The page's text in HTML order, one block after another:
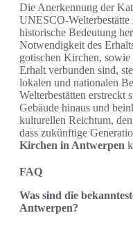
Die Anerkennung der
UNESCO-
historische Bedeutung
Notwendigkeit des
gotischen Kirchen,
Erhalt verbunden sind,
lokalen und nationalen
Welterbestätten erstreckt
Gebäude hinaus und
kulturellen Reichtum,
dass zukünftige
Kirchen in Antwerpen
FAQ
Was sind die
Antwerpen?